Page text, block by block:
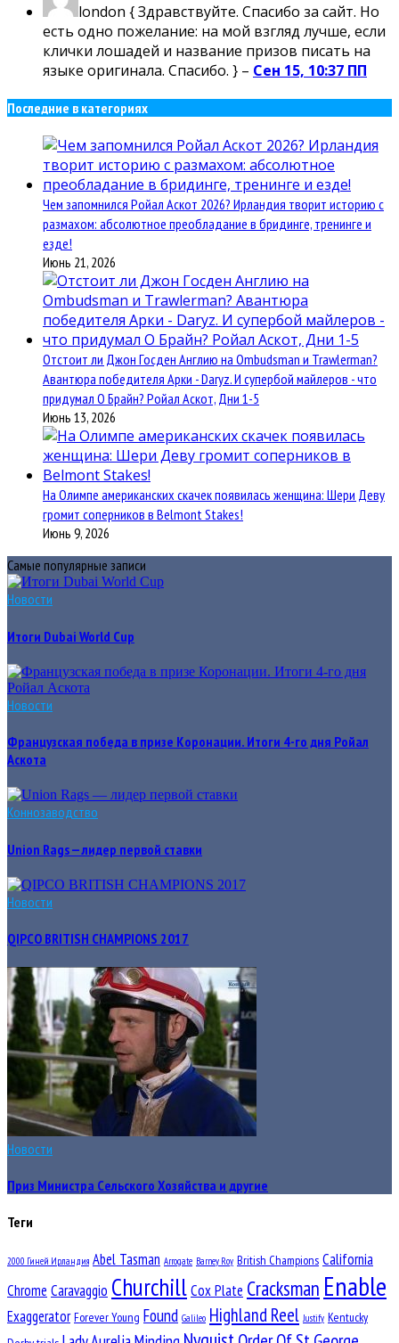
london { Здравствуйте. Спасибо за сайт. Но
есть одно пожелание: на мой взгляд лучше, если
клички лошадей и название призов писать на
языке оригинала. Спасибо. } – Сен 15, 10:37 ПП
Последние в категориях
Чем запомнился Ройал Аскот 2026? Ирландия творит историю с
размахом: абсолютное преобладание в бридинге, тренинге и
езде!
Июнь 21, 2026
Отстоит ли Джон Госден Англию на Ombudsman и Trawlerman?
Авантюра победителя Арки - Daryz. И супербой майлеров - что
придумал О Брайн? Ройал Аскот, Дни 1-5
Июнь 13, 2026
На Олимпе американских скачек появилась женщина: Шери Деву
громит соперников в Belmont Stakes!
Июнь 9, 2026
Самые популярные записи
Новости
Итоги Dubai World Cup
Новости
Французская победа в призе Коронации. Итоги 4-го дня Ройал
Аскота
Коннозаводство
Union Rags — лидер первой ставки
Новости
QIPCO BRITISH CHAMPIONS 2017
Новости
Приз Министра Сельского Хозяйства и другие
Теги
2000 Гиней Ирландия Abel Tasman Arrogate Barney Roy British Champions California
Chrome Caravaggio ChurchillCox Plate Cracksman Enable
Exaggerator Forever Young Found Galileo Highland Reel Justify Kentucky